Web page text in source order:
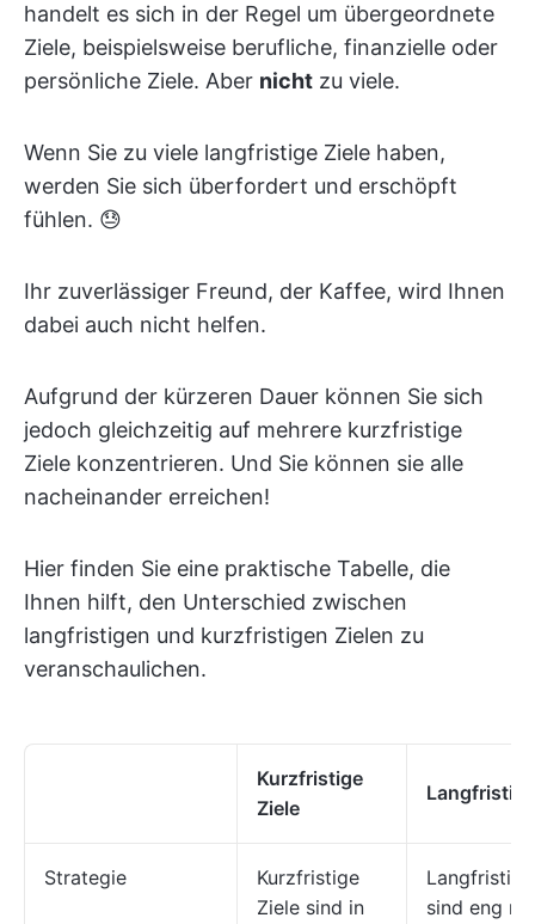
handelt es sich in der Regel um übergeordnete
Ziele, beispielsweise berufliche, finanzielle oder
persönliche Ziele. Aber nicht zu viele.
Wenn Sie zu viele langfristige Ziele haben,
werden Sie sich überfordert und erschöpft
fühlen. 😓
Ihr zuverlässiger Freund, der Kaffee, wird Ihnen
dabei auch nicht helfen.
Aufgrund der kürzeren Dauer können Sie sich
jedoch gleichzeitig auf mehrere kurzfristige
Ziele konzentrieren. Und Sie können sie alle
nacheinander erreichen!
Hier finden Sie eine praktische Tabelle, die
Ihnen hilft, den Unterschied zwischen
langfristigen und kurzfristigen Zielen zu
veranschaulichen.
Kurzfristige
Ziele
Strategie
Kurzfristige
Ziele sind in
sind eng